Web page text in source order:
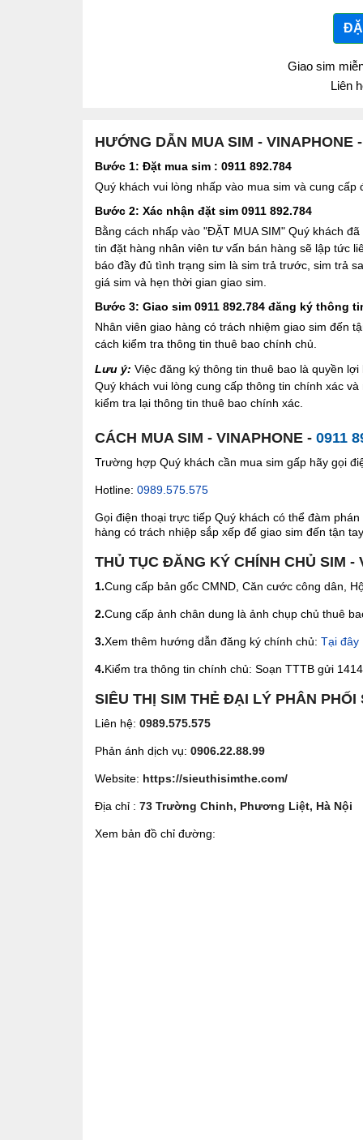
Giao sim
Liên
HƯỚNG DẪN MUA SIM - VINAPHONE
Bước 1: Đặt mua sim : 0911 892.784
Quý khách vui lòng nhấp vào mua sim và cung
Bước 2: Xác nhận đặt sim 0911 892.784
Bằng cách nhấp vào "ĐẶT MUA SIM" Quý khách
tin đặt hàng nhân viên tư vấn bán hàng sẽ lập tức
báo đầy đủ tình trạng sim là sim trả trước, sim trả
giá sim và hẹn thời gian giao sim.
Bước 3: Giao sim 0911 892.784 đăng ký thông
Nhân viên giao hàng có trách nhiệm giao sim đến
cách kiểm tra thông tin thuê bao chính chủ.
Lưu ý: Việc đăng ký thông tin thuê bao là quyền
Quý khách vui lòng cung cấp thông tin chính xác
kiểm tra lại thông tin thuê bao chính xác.
CÁCH MUA SIM - VINAPHONE - 0911
Trường hợp Quý khách cần mua sim gấp hãy gọi
Hotline: 0989.575.575
Gọi điện thoại trực tiếp Quý khách có thể đàm
hàng có trách nhiệp sắp xếp để giao sim đến tận
THỦ TỤC ĐĂNG KÝ CHÍNH CHỦ SIM -
1.Cung cấp bản gốc CMND, Căn cước công dân,
2.Cung cấp ảnh chân dung là ảnh chụp chủ thuê
3.Xem thêm hướng dẫn đăng ký chính chủ: Tại đây
4.Kiểm tra thông tin chính chủ: Soạn TTTB gửi
SIÊU THỊ SIM THẺ ĐẠI LÝ PHÂN PHỐI
Liên hệ: 0989.575.575
Phản ánh dịch vụ: 0906.22.88.99
Website: https://sieuthisimthe.com/
Địa chỉ : 73 Trường Chinh, Phương Liệt, Hà Nội
Xem bản đồ chỉ đường: